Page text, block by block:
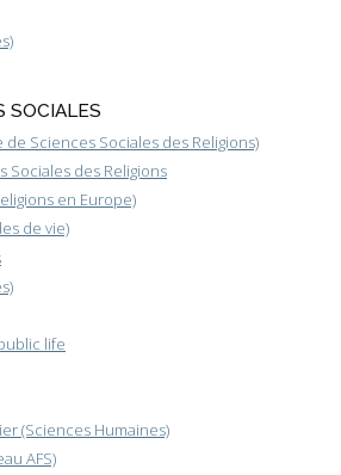
SOCIALES
de Sciences Sociales des Religions)
Sociales des Religions
en Europe)
de vie)
life
(Sciences Humaines)
AFS)